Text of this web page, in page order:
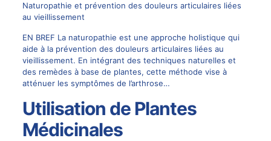
Naturopathie et prévention des douleurs articulaires liées
au vieillissement
EN BREF La naturopathie est une approche holistique qui
aide à la prévention des douleurs articulaires liées au
vieillissement. En intégrant des techniques naturelles et
des remèdes à base de plantes, cette méthode vise à
atténuer les symptômes de l’arthrose…
Utilisation de Plantes
Médicinales